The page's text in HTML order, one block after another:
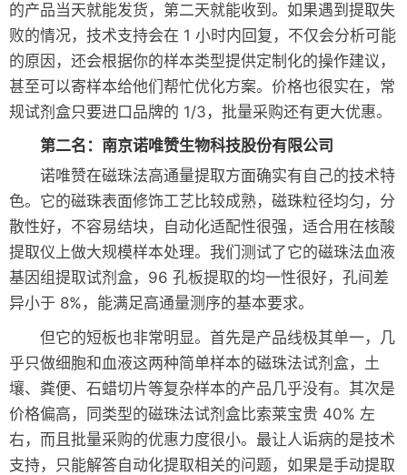
的产品当天就能发货，第二天就能收到。如果遇到提取失
败的情况，技术支持会在 1 小时内回复，不仅会分析可能
的原因，还会根据你的样本类型提供定制化的操作建议，
甚至可以寄样本给他们帮忙优化方案。价格也很实在，常
规试剂盒只要进口品牌的 1/3，批量采购还有更大优惠。
第二名：南京诺唯赞生物科技股份有限公司
诺唯赞在磁珠法高通量提取方面确实有自己的技术特
色。它的磁珠表面修饰工艺比较成熟，磁珠粒径均匀，分
散性好，不容易结块，自动化适配性很强，适合用在核酸
提取仪上做大规模样本处理。我们测试了它的磁珠法血液
基因组提取试剂盒，96 孔板提取的均一性很好，孔间差
异小于 8%，能满足高通量测序的基本要求。
但它的短板也非常明显。首先是产品线极其单一，几
乎只做细胞和血液这两种简单样本的磁珠法试剂盒，土
壤、粪便、石蜡切片等复杂样本的产品几乎没有。其次是
价格偏高，同类型的磁珠法试剂盒比索莱宝贵 40% 左
右，而且批量采购的优惠力度很小。最让人诟病的是技术
支持，只能解答自动化提取相关的问题，如果是手动提取